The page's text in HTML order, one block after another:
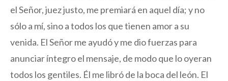
el Señor, juez justo, me premiará en aquel día; y no
sólo a mí, sino a todos los que tienen amor a su
venida. El Señor me ayudó y me dio fuerzas para
anunciar íntegro el mensaje, de modo que lo oyeran
todos los gentiles. Él me libró de la boca del león. El